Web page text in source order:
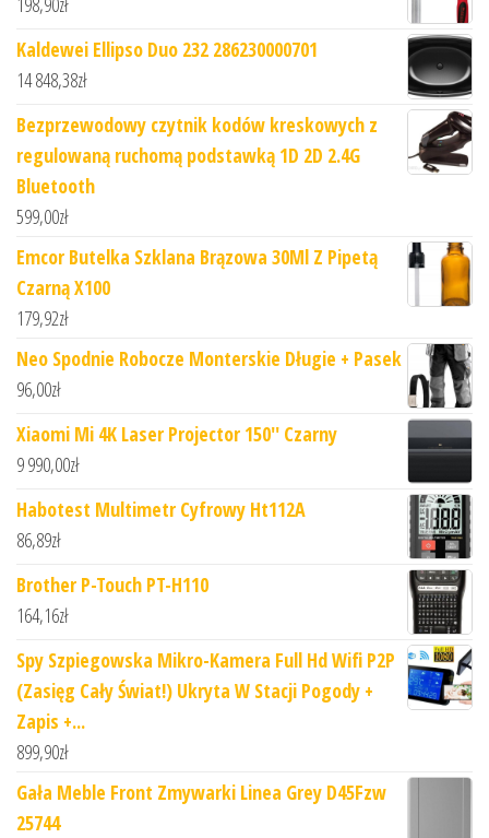
Kaldewei Ellipso Duo 232 286230000701
14 848,38zł
Bezprzewodowy czytnik kodów kreskowych z
regulowaną ruchomą podstawką 1D 2D 2.4G
Bluetooth
599,00zł
Emcor Butelka Szklana Brązowa 30Ml Z Pipetą
Czarną X100
179,92zł
Neo Spodnie Robocze Monterskie Długie + Pasek
96,00zł
Xiaomi Mi 4K Laser Projector 150'' Czarny
9 990,00zł
Habotest Multimetr Cyfrowy Ht112A
86,89zł
Brother P-Touch PT-H110
164,16zł
Spy Szpiegowska Mikro-Kamera Full Hd Wifi P2P
(Zasięg Cały Świat!) Ukryta W Stacji Pogody +
Zapis +...
899,90zł
Gała Meble Front Zmywarki Linea Grey D45Fzw
25744